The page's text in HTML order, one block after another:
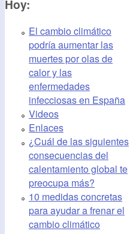
Hoy:
El cambio climático
podría aumentar las
muertes por olas de
calor y las
enfermedades
infecciosas en España
Videos
Enlaces
¿Cuál de las siguientes
consecuencias del
calentamiento global te
preocupa más?
10 medidas concretas
para ayudar a frenar el
cambio climático